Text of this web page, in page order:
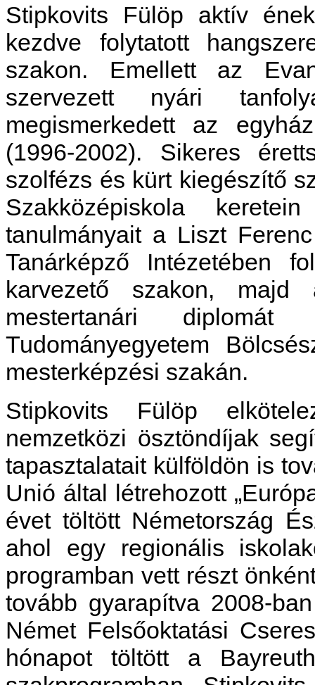
Stipkovits Fülöp aktív
kezdve folytatott
szakon. Emellett az
szervezett nyári
megismerkedett az
(1996-2002). Sikeres
szolfézs és kürt kiegészítő
Szakközépiskola
tanulmányait a Liszt
Tanárképző Intézetében
karvezető szakon, majd
mestertanári
Tudományegyetem
mesterképzési szakán.
Stipkovits Fülöp
nemzetközi ösztöndíjak
tapasztalatait külföldön is
Unió által létrehozott
évet töltött Németország
ahol egy regionális
programban vett részt
tovább gyarapítva 2008-
Német Felsőoktatási
hónapot töltött a